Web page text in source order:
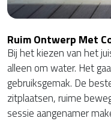
Ruim Ontwerp Met
Bij het kiezen van het
alleen om water. Het
gebruiksgemak. De
zitplaatsen, ruime
sessie aangenamer